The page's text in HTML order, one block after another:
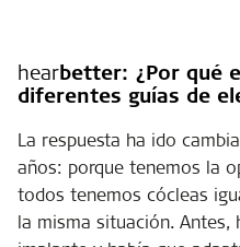
hearbetter: ¿Por qué
diferentes guías de
La respuesta ha ido
años: porque tenemos la
todos tenemos cócleas
la misma situación. Antes,